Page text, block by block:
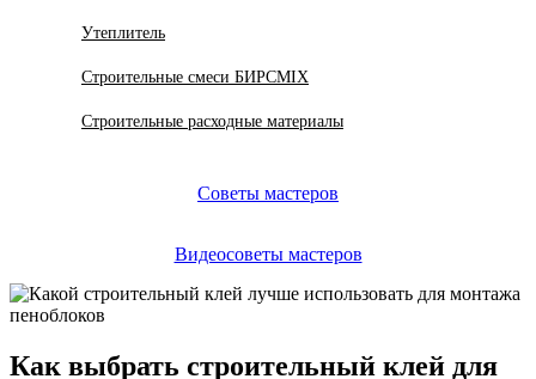
Утеплитель
Строительные смеси БИРСMIX
Строительные расходные материалы
Советы мастеров
Видеосоветы мастеров
Как выбрать строительный клей для